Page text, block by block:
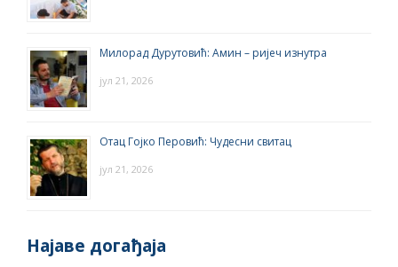
Милорад Дурутовић: Амин – ријеч изнутра
јул 21, 2026
Отац Гојко Перовић: Чудесни свитац
јул 21, 2026
Најаве догађаја